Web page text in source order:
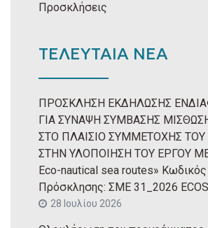
Προσκλήσεις
ΤΕΛΕΥΤΑΙΑ ΝΕΑ
ΠΡΟΣΚΛΗΣΗ ΕΚΔΗΛΩΣΗΣ
ΓΙΑ ΣΥΝΑΨΗ ΣΥΜΒΑΣΗΣ
ΣΤΟ ΠΛΑΙΣΙΟ ΣΥΜΜΕΤΟΧΗΣ
ΣΤΗΝ ΥΛΟΠΟΙΗΣΗ ΤΟΥ ΕΡΓΟΥ ΜΕ
Eco-nautical sea routes» Κωδικός
Πρόσκλησης: ΣΜΕ 31_2026
28 Ιουλίου 2026